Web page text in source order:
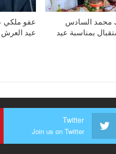
محمد السادس
بمناسبة عيد
عيد العرش
Twitter
Join us on Twitter